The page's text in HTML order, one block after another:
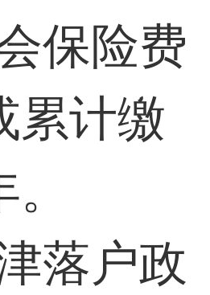
保险费
累计缴
落户政